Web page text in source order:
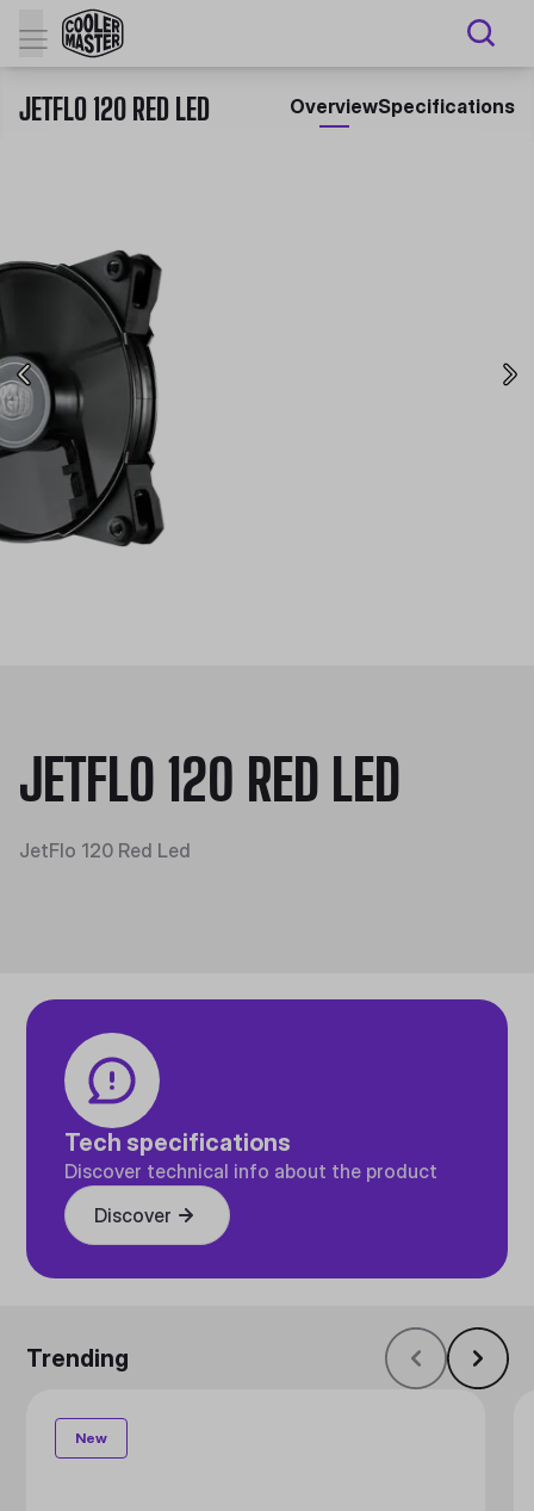
JETFLO 120 RED LED OverviewSpecifications
JETFLO 120 RED LED
JetFlo 120 Red Led
Tech specifications
Discover technical info about the product
Discover
Trending
New